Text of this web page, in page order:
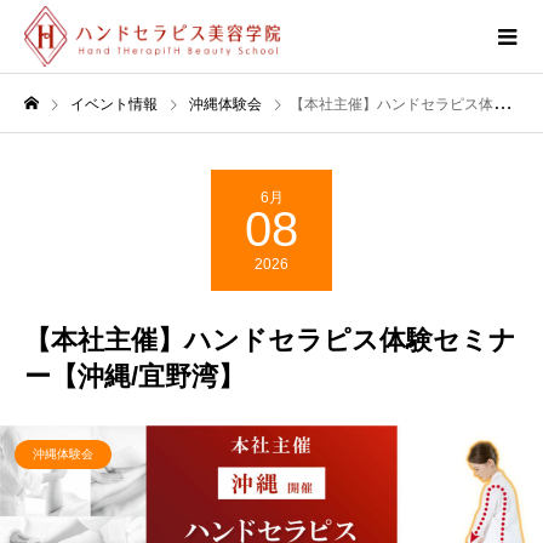
イベント情報 沖縄体験会 【本社主催】ハンドセラピス体験セミナー【沖縄/宜野湾】
6月
08
2026
【本社主催】ハンドセラピス体験セミナ
ー【沖縄/宜野湾】
沖縄体験会